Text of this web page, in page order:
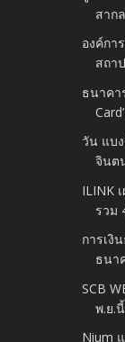
สาก
องค์กา
สถา
ธนาคา
วัน แบ
จินต
ILINK
รวม
การเงิ
ธนา
SCB
พ.ย.
Nium